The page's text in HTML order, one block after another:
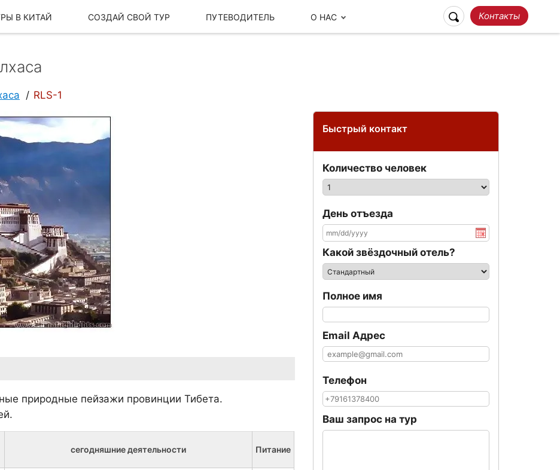
В КИТАЙ СОЗДАЙ СВОЙ ТУР ПУТЕВОДИТЕЛЬ О НАС
Ответственное
Контакты
RLS-1
природные пейзажи провинции Тибета.
сегодняшние деятельности Питание
Быстрый контакт
Количество человек
День отъезда
Какой звёздочный отель?
Полное имя
Email Адрес
Телефон
Ваш запрос на тур